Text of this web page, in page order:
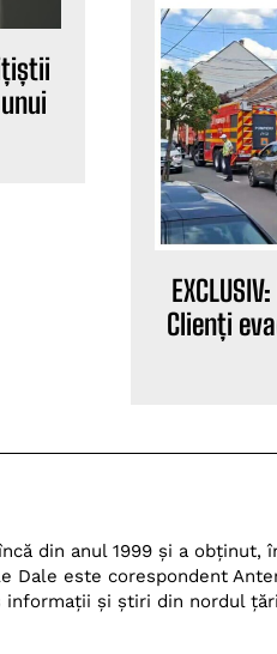
Clienți
din anul 1999 și a
Dale este corespondent
informații și știri din nordul